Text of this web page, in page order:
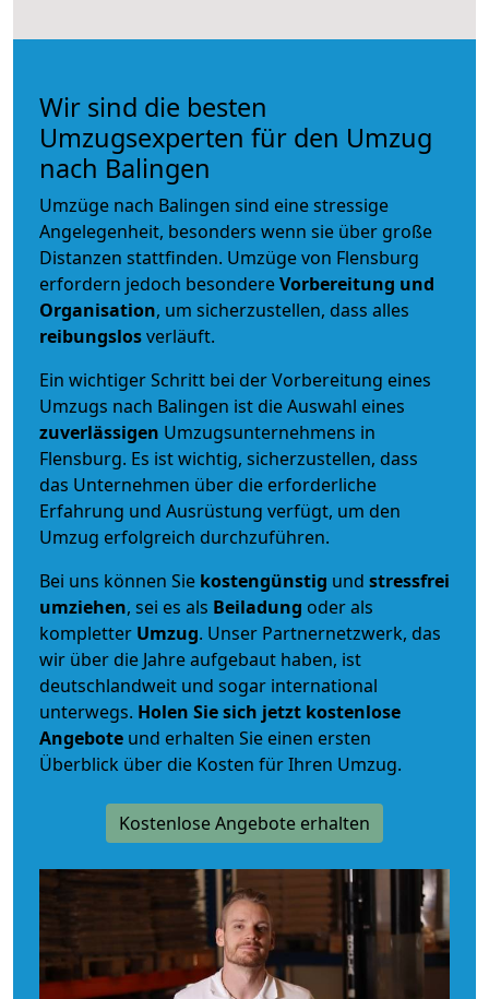
Wir sind die besten
Umzugsexperten für den Umzug
nach Balingen
Umzüge nach Balingen sind eine stressige
Angelegenheit, besonders wenn sie über große
Distanzen stattfinden. Umzüge von Flensburg
erfordern jedoch besondereVorbereitung und
Organisation, um sicherzustellen, dass alles
reibungslosverläuft.
Ein wichtiger Schritt bei der Vorbereitung eines
Umzugs nach Balingen ist die Auswahl eines
zuverlässigen Umzugsunternehmens in
Flensburg. Es ist wichtig, sicherzustellen, dass
das Unternehmen über die erforderliche
Erfahrung und Ausrüstung verfügt, um den
Umzug erfolgreich durchzuführen.
Bei uns können Sie kostengünstig und stressfrei
umziehen, sei es als Beiladung oder als
kompletter Umzug. Unser Partnernetzwerk, das
wir über die Jahre aufgebaut haben, ist
deutschlandweit und sogar international
unterwegs. Holen Sie sich jetzt kostenlose
Angebote und erhalten Sie einen ersten
Überblick über die Kosten für Ihren Umzug.
Kostenlose Angebote erhalten